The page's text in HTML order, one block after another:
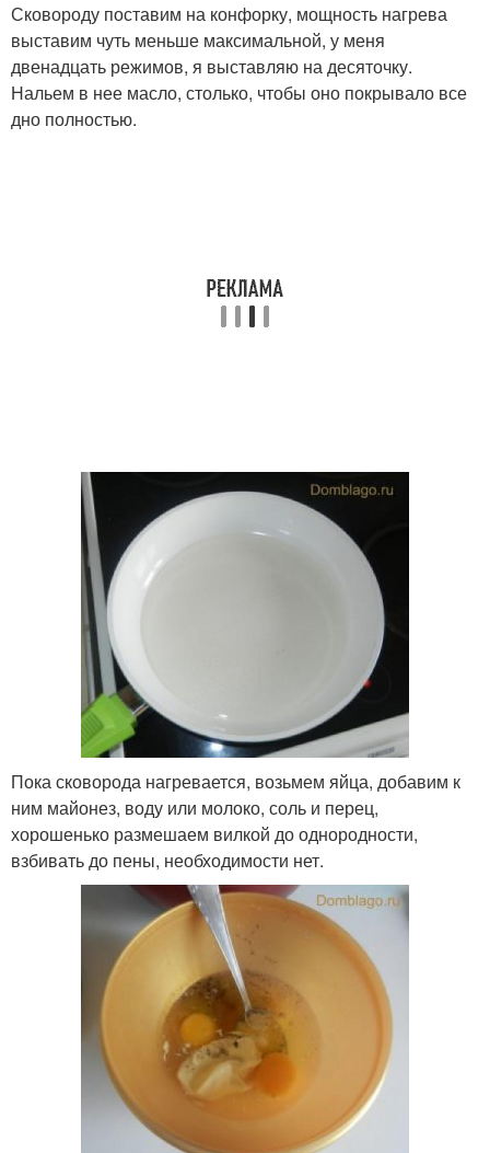
Сковороду поставим на конфорку, мощность нагрева
выставим чуть меньше максимальной, у меня
двенадцать режимов, я выставляю на десяточку.
Нальем в нее масло, столько, чтобы оно покрывало все
дно полностью.
Пока сковорода нагревается, возьмем яйца, добавим к
ним майонез, воду или молоко, соль и перец,
хорошенько размешаем вилкой до однородности,
взбивать до пены, необходимости нет.